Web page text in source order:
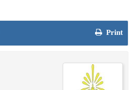
Print